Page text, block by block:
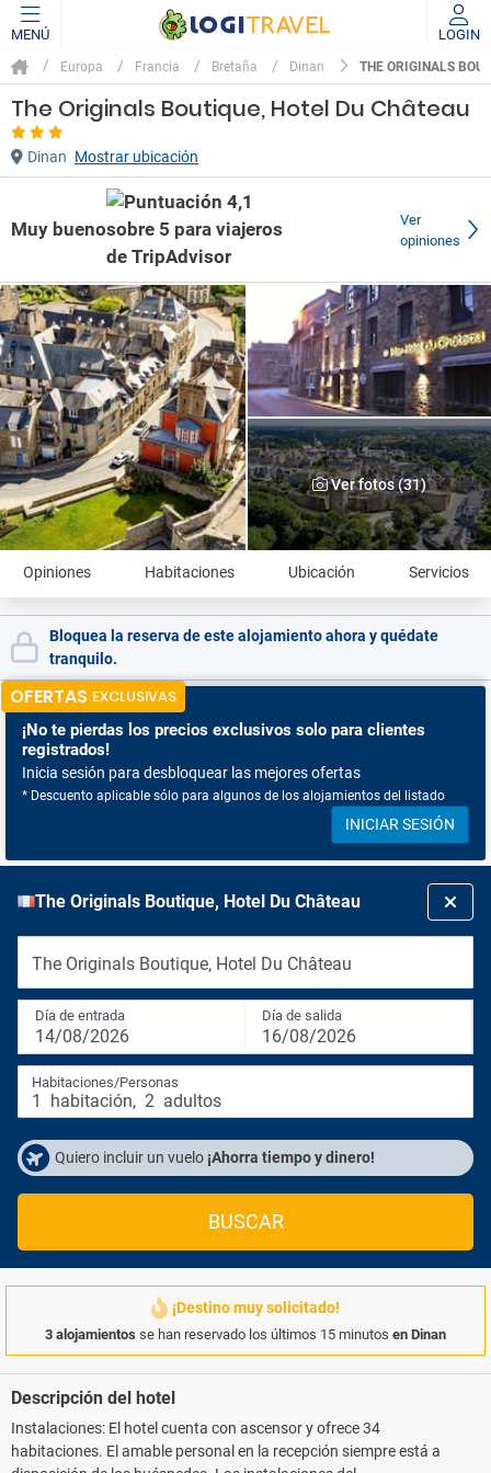
MENÚ LOGIN
Europa Francia Bretaña Dinan THE ORIGINALS
The Originals Boutique, Hotel Du Château
Dinan Mostrar ubicación
Muy bueno
Ver
opiniones
Ver fotos (31)
Opiniones Habitaciones Ubicación Servicios
Bloquea la reserva de este alojamiento ahora y quédate
tranquilo.
OFERTAS EXCLUSIVAS
¡No te pierdas los precios exclusivos solo para clientes
registrados!
Inicia sesión para desbloquear las mejores ofertas
* Descuento aplicable sólo para algunos de los alojamientos del listado
INICIAR SESIÓN
The Originals Boutique, Hotel Du Château
The Originals Boutique, Hotel Du Château
Día de entrada
14/08/2026
Día de salida
16/08/2026
Habitaciones/Personas
1 habitación, 2 adultos
Quiero incluir un vuelo ¡Ahorra tiempo y dinero!
BUSCAR
¡Destino muy solicitado!
3 alojamientos se han reservado los últimos 15 minutos en Dinan
Descripción del hotel
Instalaciones: El hotel cuenta con ascensor y ofrece 34
habitaciones. El amable personal en la recepción siempre está a